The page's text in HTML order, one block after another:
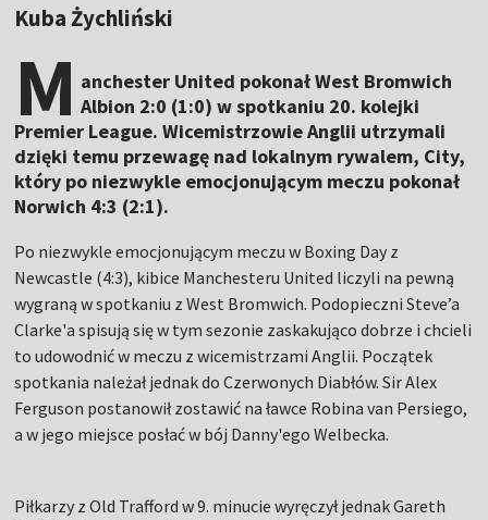
Kuba Żychliński
M anchester United pokonał West Bromwich
Albion 2:0 (1:0) w spotkaniu 20. kolejki
Premier League. Wicemistrzowie Anglii utrzymali
dzięki temu przewagę nad lokalnym rywalem, City,
który po niezwykle emocjonującym meczu pokonał
Norwich 4:3 (2:1).
Po niezwykle emocjonującym meczu w Boxing Day z
Newcastle (4:3), kibice Manchesteru United liczyli na pewną
wygraną w spotkaniu z West Bromwich. Podopieczni Steve’a
Clarke'a spisują się w tym sezonie zaskakująco dobrze i chcieli
to udowodnić w meczu z wicemistrzami Anglii. Początek
spotkania należał jednak do Czerwonych Diabłów. Sir Alex
Ferguson postanowił zostawić na ławce Robina van Persiego,
a w jego miejsce posłać w bój Danny'ego Welbecka.
Piłkarzy z Old Trafford w 9. minucie wyręczył jednak Gareth